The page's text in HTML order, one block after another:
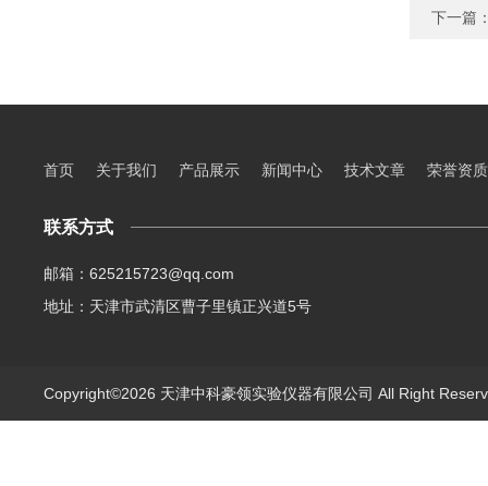
下一篇
首页 关于我们 产品展示 新闻中心 技术文章 荣誉资质
联系方式
邮箱：625215723@qq.com
地址：天津市武清区曹子里镇正兴道5号
Copyright©2026 天津中科豪领实验仪器有限公司 All Right